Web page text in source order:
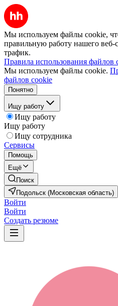
Мы используем файлы cookie,
правильную работу нашего веб-
трафик.
Правила использования файлов
Мы используем файлы cookie.
файлов cookie
Понятно
Ищу работу
Ищу работу
Ищу работу
Ищу сотрудника
Сервисы
Помощь
Ещё
Поиск
Подольск (Московская область)
Войти
Войти
Создать резюме